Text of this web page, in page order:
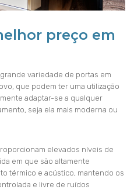
preço em
variedade de portas em
que podem ter uma utilização
adaptar-se a qualquer
seja ela mais moderna ou
elevados níveis de
em que são altamente
térmico e acústico, mantendo os
e livre de ruídos